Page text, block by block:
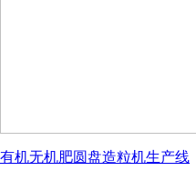
有机无机肥圆盘造粒机生产线